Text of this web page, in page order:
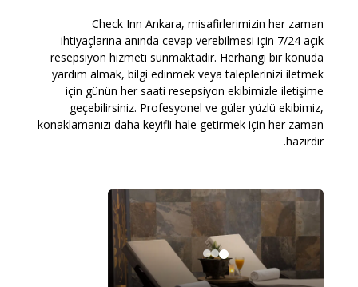
Check Inn Ankara, misafirlerimizin her zaman
ihtiyaçlarına anında cevap verebilmesi için 7/24 açık
resepsiyon hizmeti sunmaktadır. Herhangi bir konuda
yardım almak, bilgi edinmek veya taleplerinizi iletmek
için günün her saati resepsiyon ekibimizle iletişime
geçebilirsiniz. Profesyonel ve güler yüzlü ekibimiz,
konaklamanızı daha keyifli hale getirmek için her zaman
hazırdır.